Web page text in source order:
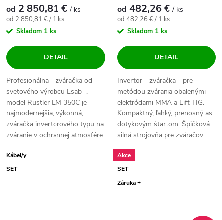
od 2 850,81 €/ ks
Jednotková cena:
od 2 850,81 € / 1 ks
Skladom 1 ks
DETAIL
Profesionálna - zváračka od
svetového výrobcu Esab -,
model Rustler EM 350C je
najmodernejšia, výkonná,
zváračka invertorového typu na
zváranie v ochrannej atmosfére
MIG....
od 482,26 €/ ks
Jednotková cena:
od 482,26 € / 1 ks
Skladom 1 ks
DETAIL
Invertor - zváračka - pre
metódou zvárania obalenými
elektródami MMA a Lift TIG.
Kompaktný, ľahký, prenosný as
dotykovým štartom. Špičková
silná strojovňa pre zváračov
nabitá...
Kábel/y
SET
Akce
SET
Záruka +